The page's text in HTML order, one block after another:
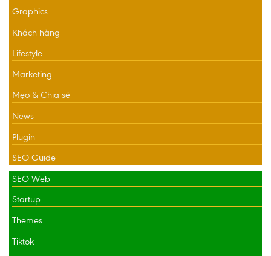
Graphics
Khách hàng
Lifestyle
Marketing
Mẹo & Chia sẻ
News
Plugin
SEO Guide
SEO Web
Startup
Themes
Tiktok